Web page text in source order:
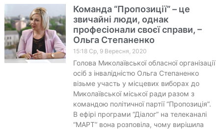
Команда “Пропозиції” – це
звичайні люди, однак
професіонали своєї справи, –
Ольга Степаненко
15:18 Ср, 9 Вересня, 2020
Голова Миколаївської обласної організації
осіб з інвалідністю Ольга Степаненко
візьме участь у місцевих виборах до
Миколаївської міської ради разом з
командою політичної партії “Пропозиція”.
В ефірі програми “Діалог” на телеканалі
“МАРТ” вона розповіла, чому вирішила